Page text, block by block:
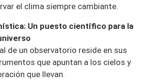
el clima siempre cambiante.
Un puesto científico para la
de un observatorio reside en sus
que apuntan a los cielos y
que llevan.